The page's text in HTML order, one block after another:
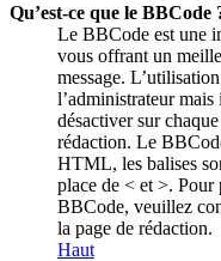
Qu’est-ce que le BBCode
Le BBCode est une
vous offrant un
message.
l’administrateur
désactiver sur
rédaction. Le
HTML, les balises
place de < et >. Pour
BBCode, veuillez
la page de rédaction.
Haut